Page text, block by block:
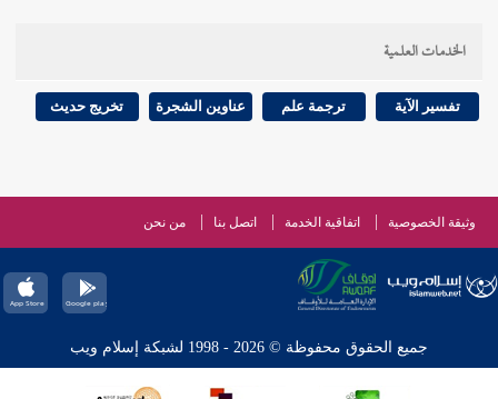
الخدمات العلمية
تفسير الآية ترجمة علم عناوين الشجرة تخريج حديث
وثيقة الخصوصية اتفاقية الخدمة اتصل بنا من نحن
جميع الحقوق محفوظة © 2026 - 1998 لشبكة إسلام ويب